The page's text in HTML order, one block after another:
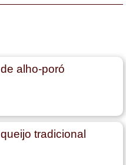
alho-poró
tradicional